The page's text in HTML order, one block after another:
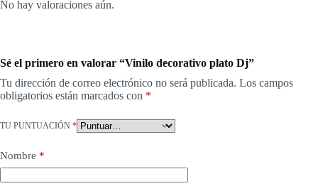
No hay valoraciones aún.
Sé el primero en valorar “Vinilo decorativo plato Dj”
Tu dirección de correo electrónico no será publicada. Los campos
obligatorios están marcados con *
TU PUNTUACIÓN *
Nombre *